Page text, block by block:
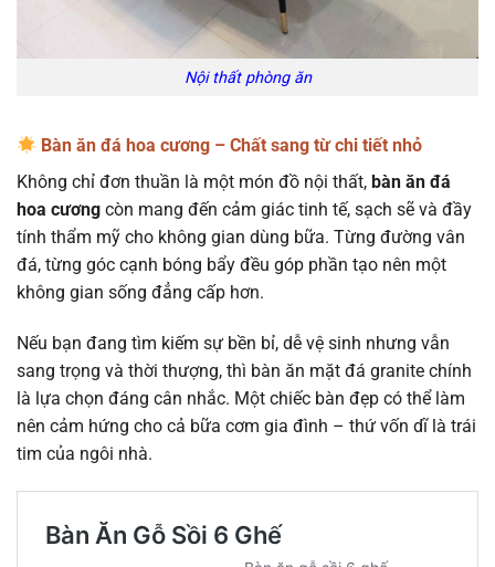
Nội thất phòng ăn
Bàn ăn đá hoa cương – Chất sang từ chi tiết nhỏ
Không chỉ đơn thuần là một món đồ nội thất, bàn ăn đá
hoa cương còn mang đến cảm giác tinh tế, sạch sẽ và đầy
tính thẩm mỹ cho không gian dùng bữa. Từng đường vân
đá, từng góc cạnh bóng bẩy đều góp phần tạo nên một
không gian sống đẳng cấp hơn.
Nếu bạn đang tìm kiếm sự bền bỉ, dễ vệ sinh nhưng vẫn
sang trọng và thời thượng, thì bàn ăn mặt đá granite chính
là lựa chọn đáng cân nhắc. Một chiếc bàn đẹp có thể làm
nên cảm hứng cho cả bữa cơm gia đình – thứ vốn dĩ là trái
tim của ngôi nhà.